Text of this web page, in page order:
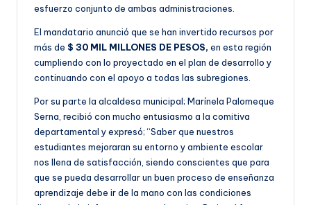
esfuerzo conjunto de ambas administraciones.
El mandatario anunció que se han invertido recursos por
más de $ 30 MIL MILLONES DE PESOS, en esta región
cumpliendo con lo proyectado en el plan de desarrollo y
continuando con el apoyo a todas las subregiones.
Por su parte la alcaldesa municipal; Marínela Palomeque
Serna, recibió con mucho entusiasmo a la comitiva
departamental y expresó; “Saber que nuestros
estudiantes mejoraran su entorno y ambiente escolar
nos llena de satisfacción, siendo conscientes que para
que se pueda desarrollar un buen proceso de enseñanza
aprendizaje debe ir de la mano con las condiciones